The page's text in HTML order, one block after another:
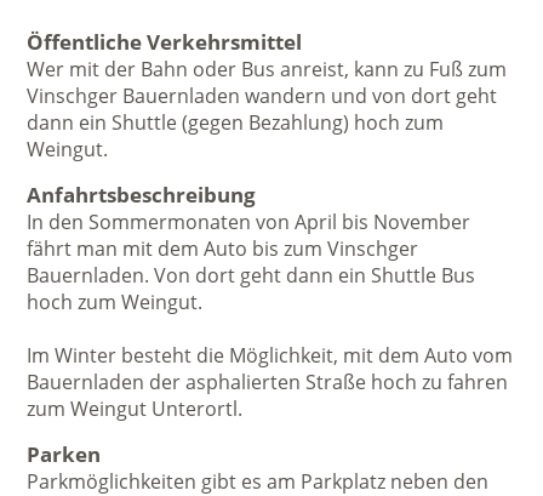
Öffentliche Verkehrsmittel
Wer mit der Bahn oder Bus anreist, kann zu Fuß zum
Vinschger Bauernladen wandern und von dort geht
dann ein Shuttle (gegen Bezahlung) hoch zum
Weingut.
Anfahrtsbeschreibung
In den Sommermonaten von April bis November
fährt man mit dem Auto bis zum Vinschger
Bauernladen. Von dort geht dann ein Shuttle Bus
hoch zum Weingut.
Im Winter besteht die Möglichkeit, mit dem Auto vom
Bauernladen der asphalierten Straße hoch zu fahren
zum Weingut Unterortl.
Parken
Parkmöglichkeiten gibt es am Parkplatz neben den